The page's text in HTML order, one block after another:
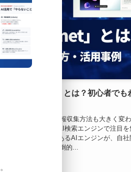
ウザ「Comet」とは？初心者でも
しく、私たちの情報収集方法も大きく変
Perplexity AI」は、AI検索エンジンで注目
6月、その心臓部であるAIエンジンが、自
へと進化を遂げ、圧倒的...